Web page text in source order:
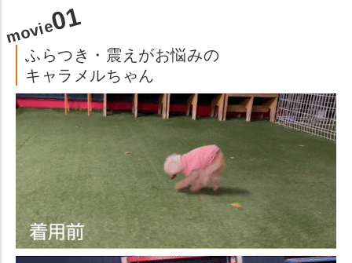
movie01
ふらつき・震えがお悩みの
キャラメルちゃん